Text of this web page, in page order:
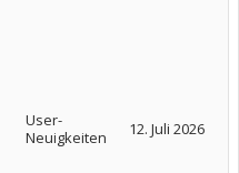
User-
Neuigkeiten
12. Juli 2026